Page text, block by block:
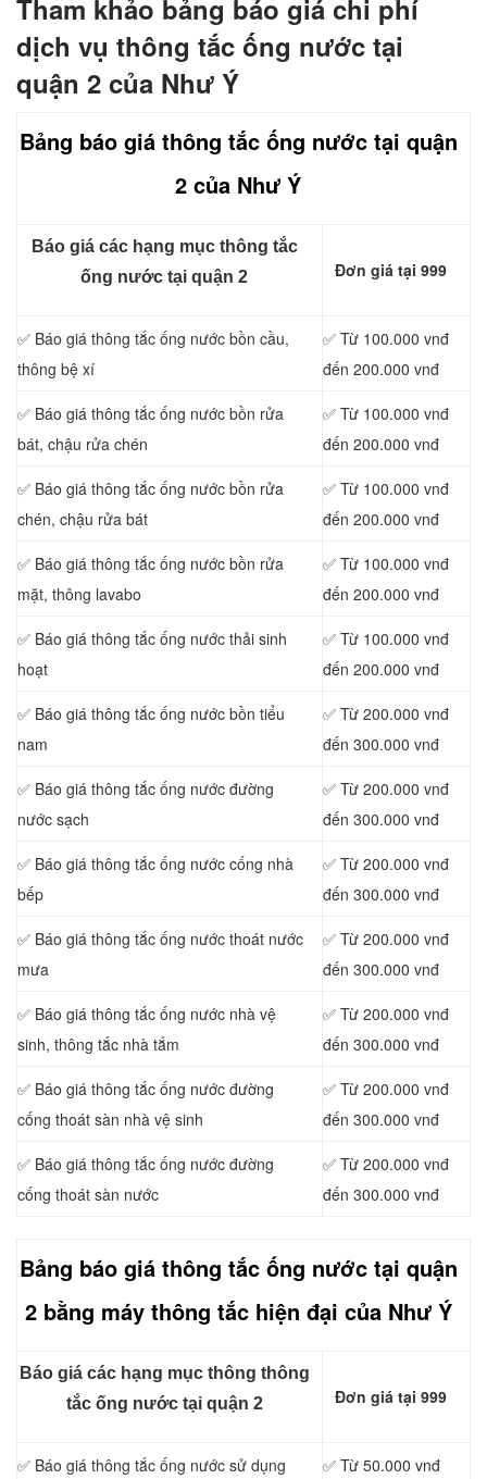
Tham khảo bảng báo giá chi phí
dịch vụ thông tắc ống nước tại
quận 2 của Như Ý
Bảng báo giá thông tắc ống nước tại quận
2 của Như Ý
Báo giá các hạng mục thông tắc
ống nước tại quận 2
Đơn giá tại 999
✅ Báo giá thông tắc ống nước bồn cầu,
thông bệ xí
✅ Từ 100.000 vnđ
đến 200.000 vnđ
✅ Báo giá thông tắc ống nước bồn rửa
bát, chậu rửa chén
✅ Từ 100.000 vnđ
đến 200.000 vnđ
✅ Báo giá thông tắc ống nước bồn rửa
chén, chậu rửa bát
✅ Từ 100.000 vnđ
đến 200.000 vnđ
✅ Báo giá thông tắc ống nước bồn rửa
mặt, thông lavabo
✅ Từ 100.000 vnđ
đến 200.000 vnđ
‎✅ Báo giá thông tắc ống nước thải sinh
hoạt
✅ Từ 100.000 vnđ
đến 200.000 vnđ
✅ Báo giá thông tắc ống nước bồn tiểu
nam
✅ Từ 200.000 vnđ
đến 300.000 vnđ
✅ Báo giá thông tắc ống nước đường
nước sạch
✅ Từ 200.000 vnđ
đến 300.000 vnđ
✅ Báo giá thông tắc ống nước cống nhà
bếp
✅ Từ 200.000 vnđ
đến 300.000 vnđ
✅ Báo giá thông tắc ống nước thoát nước
mưa
✅ Từ 200.000 vnđ
đến 300.000 vnđ
✅ Báo giá thông tắc ống nước nhà vệ
sinh, thông tắc nhà tắm
✅ Từ 200.000 vnđ
đến 300.000 vnđ
✅ Báo giá thông tắc ống nước đường
cống thoát sàn nhà vệ sinh
✅ Từ 200.000 vnđ
đến 300.000 vnđ
✅ Báo giá thông tắc ống nước đường
cống thoát sàn nước
✅ Từ 200.000 vnđ
đến 300.000 vnđ
Bảng báo giá thông tắc ống nước tại quận
2 bằng máy thông tắc hiện đại của Như Ý
Báo giá các hạng mục thông thông
tắc ống nước tại quận 2
Đơn giá tại 999
✅ Báo giá thông tắc ống nước sử dụng
✅ Từ 50.000 vnđ